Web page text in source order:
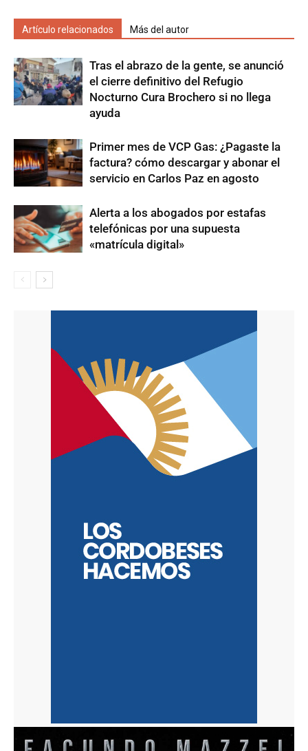
Artículo relacionados Más del autor
Tras el abrazo de la gente, se anunció
el cierre definitivo del Refugio
Nocturno Cura Brochero si no llega
ayuda
Primer mes de VCP Gas: ¿Pagaste la
factura? cómo descargar y abonar el
servicio en Carlos Paz en agosto
Alerta a los abogados por estafas
telefónicas por una supuesta
«matrícula digital»